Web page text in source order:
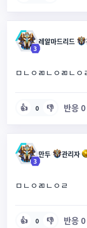
3
레알마드리드·
ㅁㄴㅇㄻㄴㅇㄻㄴㅇ
👍 0 👎 반응 0
3
만두· 관리자·
ㅁㄴㅇㄻㄴㅇㄹ
👍 0 👎 반응 0